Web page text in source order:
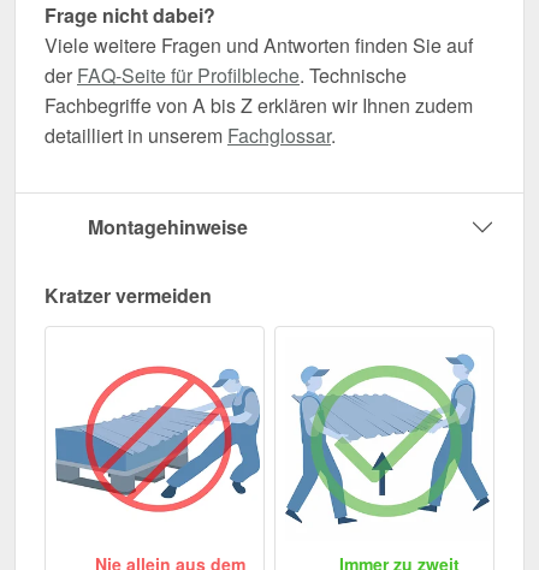
Frage nicht dabei?
Viele weitere Fragen und Antworten finden Sie auf
der FAQ-Seite für Profilbleche. Technische
Fachbegriffe von A bis Z erklären wir Ihnen zudem
detailliert in unserem Fachglossar.
Montagehinweise
Kratzer vermeiden
Nie allein aus dem
Immer zu zweit